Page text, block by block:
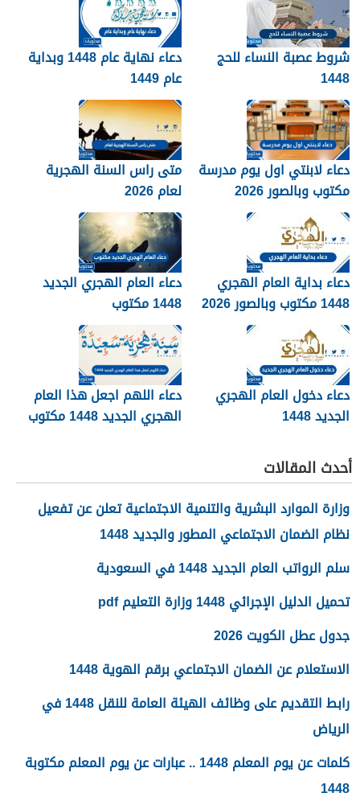
شروط عصبة النساء للحج
1448
دعاء نهاية عام 1448 وبداية
عام 1449
دعاء لابنتي اول يوم مدرسة
مكتوب وبالصور 2026
متى راس السنة الهجرية
لعام 2026
دعاء بداية العام الهجري
1448 مكتوب وبالصور 2026
دعاء العام الهجري الجديد
1448 مكتوب
دعاء دخول العام الهجري
الجديد 1448
دعاء اللهم اجعل هذا العام
الهجري الجديد 1448 مكتوب
أحدث المقالات
وزارة الموارد البشرية والتنمية الاجتماعية تعلن عن تفعيل
نظام الضمان الاجتماعي المطور والجديد 1448
سلم الرواتب العام الجديد 1448 في السعودية
تحميل الدليل الإجرائي 1448 وزارة التعليم pdf
جدول عطل الكويت 2026
الاستعلام عن الضمان الاجتماعي برقم الهوية 1448
رابط التقديم على وظائف الهيئة العامة للنقل 1448 في
الرياض
كلمات عن يوم المعلم 1448 .. عبارات عن يوم المعلم مكتوبة
1448